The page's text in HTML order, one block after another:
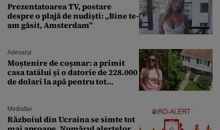
Prezentatoarea TV, postare
despre o plajă de nudiști: „Bine te-
am găsit, Amsterdam”
Adevarul
Moștenire de coșmar: a primit
casa tatălui și o datorie de 228.000
de dolari la apă pentru tot
Mediafax
Războiul din Ucraina se simte tot